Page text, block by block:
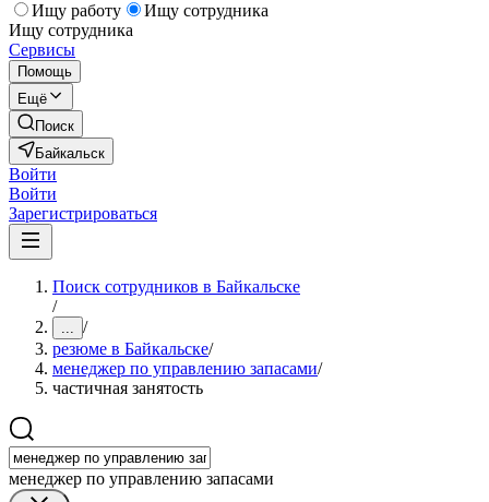
Ищу работу
Ищу сотрудника
Ищу сотрудника
Сервисы
Помощь
Ещё
Поиск
Байкальск
Войти
Войти
Зарегистрироваться
Поиск сотрудников в Байкальске
/
... /
резюме в Байкальске/
менеджер по управлению запасами/
частичная занятость
менеджер по управлению запасами